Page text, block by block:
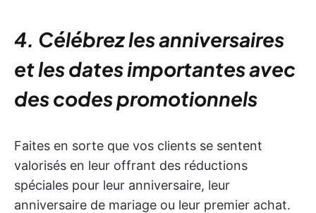
4. Célébrez les anniversaires
et les dates importantes avec
des codes promotionnels
Faites en sorte que vos clients se sentent
valorisés en leur offrant des réductions
spéciales pour leur anniversaire, leur
anniversaire de mariage ou leur premier achat.